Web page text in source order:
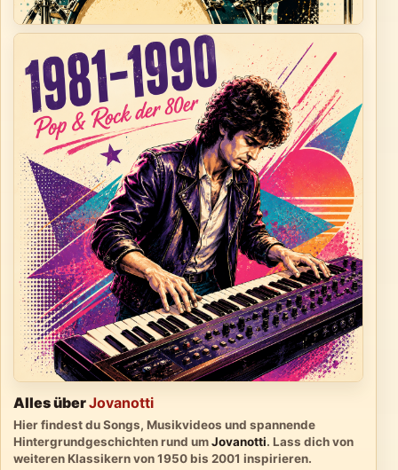
Alles überJovanotti
Hier findest du Songs, Musikvideos und spannende
Hintergrundgeschichten rund umJovanotti. Lass dich von
weiteren Klassikern von 1950 bis 2001 inspirieren.